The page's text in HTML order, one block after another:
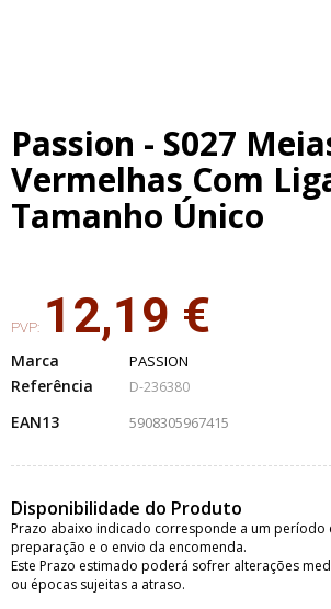
Passion - S027
Vermelhas Com
Tamanho Único
PVP: 12,19 €
Marca PASSION
Referência D-236380
EAN13 5908305967415
Disponibilidade do Produto
Prazo abaixo indicado corresponde a um período
preparação e o envio da encomenda.
Este Prazo estimado poderá sofrer alterações
ou épocas sujeitas a atraso.